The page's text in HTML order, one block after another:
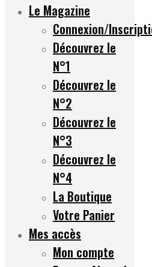
Le Magazine
Connexion/
Découvrez le
N°1
Découvrez le
N°2
Découvrez le
N°3
Découvrez le
N°4
La Boutique
Votre Panier
Mes accès
Mon compte